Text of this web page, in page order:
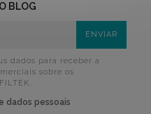
BLOG
dados para receber a
sobre os
dados pessoais